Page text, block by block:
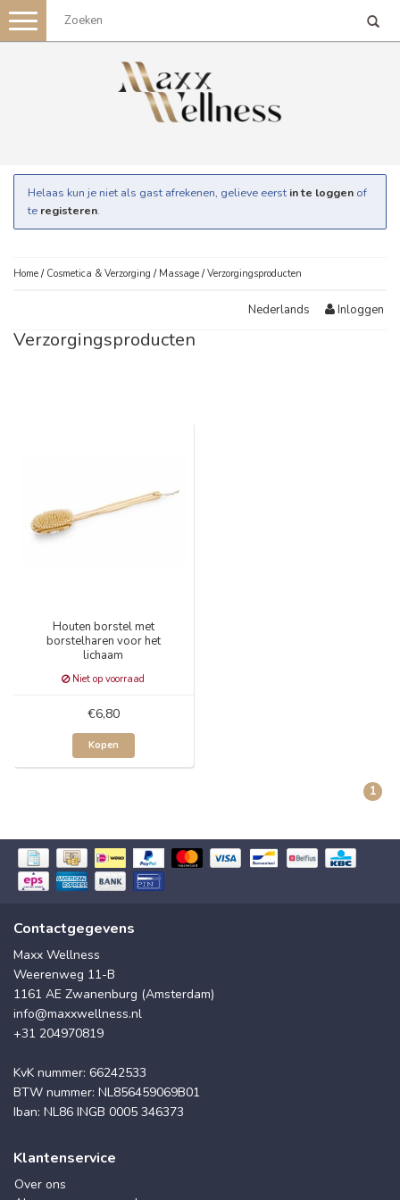
Toggle
navigation
Helaas kun je niet als gast afrekenen, gelieve eerst in te loggen of
te registeren.
Home / Cosmetica & Verzorging / Massage /Verzorgingsproducten
Nederlands Inloggen
Verzorgingsproducten
Houten borstel met
borstelharen voor het
lichaam
Niet op voorraad
€6,80
Kopen
1
Contactgegevens
Maxx Wellness
Weerenweg 11-B
1161 AE Zwanenburg (Amsterdam)
info@maxxwellness.nl
+31 204970819
KvK nummer: 66242533
BTW nummer: NL856459069B01
Iban: NL86 INGB 0005 346373
Klantenservice
Over ons